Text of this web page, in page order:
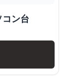
ン台